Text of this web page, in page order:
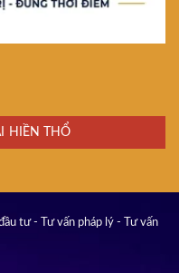
HIỀN THỔ
tư - Tư vấn pháp lý - Tư vấn